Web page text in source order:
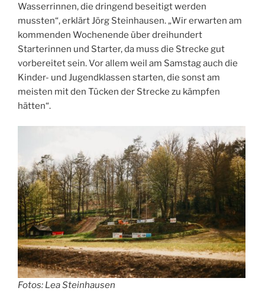
Wasserrinnen, die dringend beseitigt werden
mussten“, erklärt Jörg Steinhausen. „Wir erwarten am
kommenden Wochenende über dreihundert
Starterinnen und Starter, da muss die Strecke gut
vorbereitet sein. Vor allem weil am Samstag auch die
Kinder- und Jugendklassen starten, die sonst am
meisten mit den Tücken der Strecke zu kämpfen
hätten“.
Fotos: Lea Steinhausen